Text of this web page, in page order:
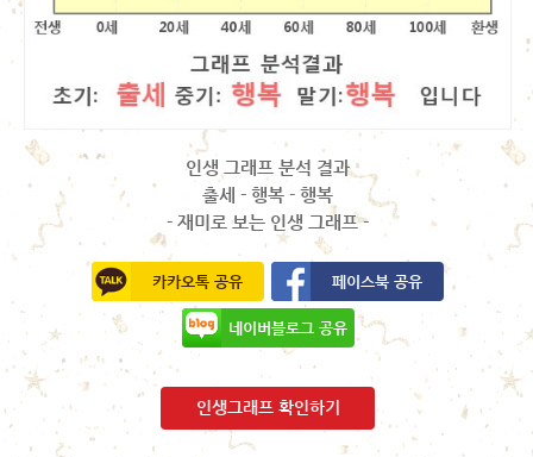
인생 그래프 분석 결과
출세 - 행복 - 행복
- 재미로 보는 인생 그래프 -
카카오톡 공유 페이스북 공유
네이버블로그 공유
인생그래프 확인하기